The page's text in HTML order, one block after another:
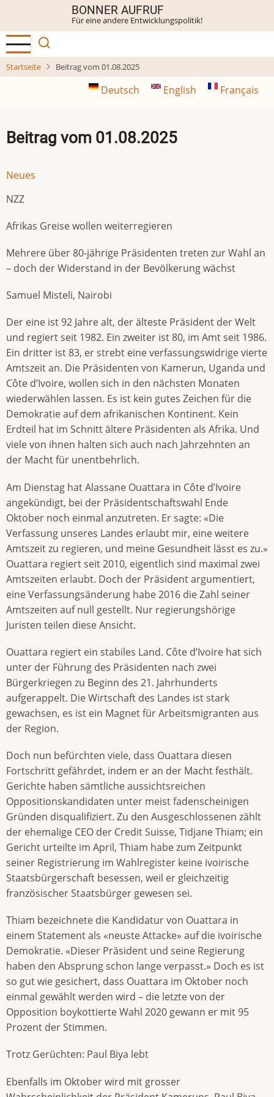
Inhalt
BONNER AUFRUF
Für eine andere Entwicklungspolitik!
Startseite Beitrag vom 01.08.2025
Deutsch English Français
Beitrag vom 01.08.2025
Neues
NZZ
Afrikas Greise wollen weiterregieren
Mehrere über 80-jährige Präsidenten treten zur Wahl an
– doch der Widerstand in der Bevölkerung wächst
Samuel Misteli, Nairobi
Der eine ist 92 Jahre alt, der älteste Präsident der Welt
und regiert seit 1982. Ein zweiter ist 80, im Amt seit 1986.
Ein dritter ist 83, er strebt eine verfassungswidrige vierte
Amtszeit an. Die Präsidenten von Kamerun, Uganda und
Côte d’Ivoire, wollen sich in den nächsten Monaten
wiederwählen lassen. Es ist kein gutes Zeichen für die
Demokratie auf dem afrikanischen Kontinent. Kein
Erdteil hat im Schnitt ältere Präsidenten als Afrika. Und
viele von ihnen halten sich auch nach Jahrzehnten an
der Macht für unentbehrlich.
Am Dienstag hat Alassane Ouattara in Côte d’Ivoire
angekündigt, bei der Präsidentschaftswahl Ende
Oktober noch einmal anzutreten. Er sagte: «Die
Verfassung unseres Landes erlaubt mir, eine weitere
Amtszeit zu regieren, und meine Gesundheit lässt es zu.»
Ouattara regiert seit 2010, eigentlich sind maximal zwei
Amtszeiten erlaubt. Doch der Präsident argumentiert,
eine Verfassungsänderung habe 2016 die Zahl seiner
Amtszeiten auf null gestellt. Nur regierungshörige
Juristen teilen diese Ansicht.
Ouattara regiert ein stabiles Land. Côte d’Ivoire hat sich
unter der Führung des Präsidenten nach zwei
Bürgerkriegen zu Beginn des 21. Jahrhunderts
aufgerappelt. Die Wirtschaft des Landes ist stark
gewachsen, es ist ein Magnet für Arbeitsmigranten aus
der Region.
Doch nun befürchten viele, dass Ouattara diesen
Fortschritt gefährdet, indem er an der Macht festhält.
Gerichte haben sämtliche aussichtsreichen
Oppositionskandidaten unter meist fadenscheinigen
Gründen disqualifiziert. Zu den Ausgeschlossenen zählt
der ehemalige CEO der Credit Suisse, Tidjane Thiam; ein
Gericht urteilte im April, Thiam habe zum Zeitpunkt
seiner Registrierung im Wahlregister keine ivoirische
Staatsbürgerschaft besessen, weil er gleichzeitig
französischer Staatsbürger gewesen sei.
Thiam bezeichnete die Kandidatur von Ouattara in
einem Statement als «neuste Attacke» auf die ivoirische
Demokratie. «Dieser Präsident und seine Regierung
haben den Absprung schon lange verpasst.» Doch es ist
so gut wie gesichert, dass Ouattara im Oktober noch
einmal gewählt werden wird – die letzte von der
Opposition boykottierte Wahl 2020 gewann er mit 95
Prozent der Stimmen.
Trotz Gerüchten: Paul Biya lebt
Ebenfalls im Oktober wird mit grosser